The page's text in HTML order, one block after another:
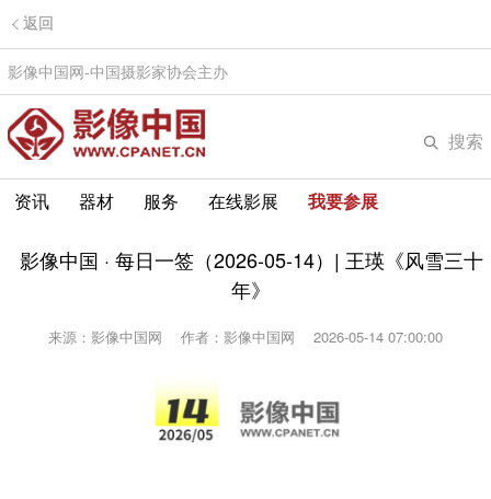
返回
影像中国网-中国摄影家协会主办
搜索
资讯 器材 服务 在线影展 我要参展
影像中国 · 每日一签（2026-05-14）| 王瑛《风雪三十
年》
来源：影像中国网 作者：影像中国网 2026-05-14 07:00:00